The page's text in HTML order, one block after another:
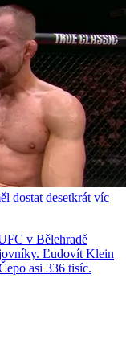
dostat desetkrát víc
v Bělehradě
Ľudovít Klein
asi 336 tisíc.